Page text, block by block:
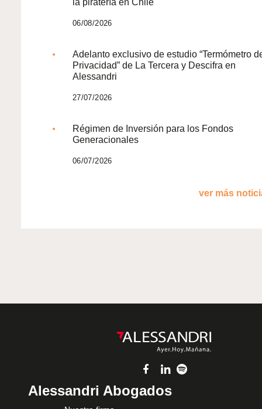
la piratería en Chile
06/08/2026
Adelanto exclusivo de estudio “Termómetro
Privacidad” de La Tercera y Descifra en
Alessandri
27/07/2026
Régimen de Inversión para los Fondos
Generacionales
06/07/2026
ver más
Alessandri Abogados